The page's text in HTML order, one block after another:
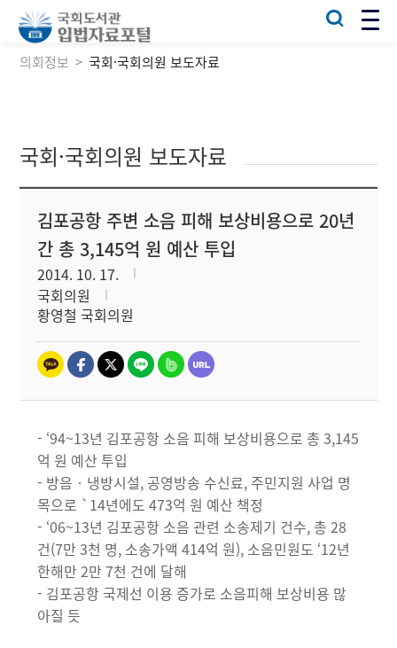
의회정보 국회·국회의원 보도자료
국회·국회의원 보도자료
김포공항 주변 소음 피해 보상비용으로 20년
간 총 3,145억 원 예산 투입
2014. 10. 17.
국회의원
황영철 국회의원
- ‘94~13년 김포공항 소음 피해 보상비용으로 총 3,145
억 원 예산 투입
- 방음‧냉방시설, 공영방송 수신료, 주민지원 사업 명
목으로 `14년에도 473억 원 예산 책정
- ‘06~13년 김포공항 소음 관련 소송제기 건수, 총 28
건(7만 3천 명, 소송가액 414억 원), 소음민원도 ‘12년
한해만 2만 7천 건에 달해
- 김포공항 국제선 이용 증가로 소음피해 보상비용 많
아질 듯